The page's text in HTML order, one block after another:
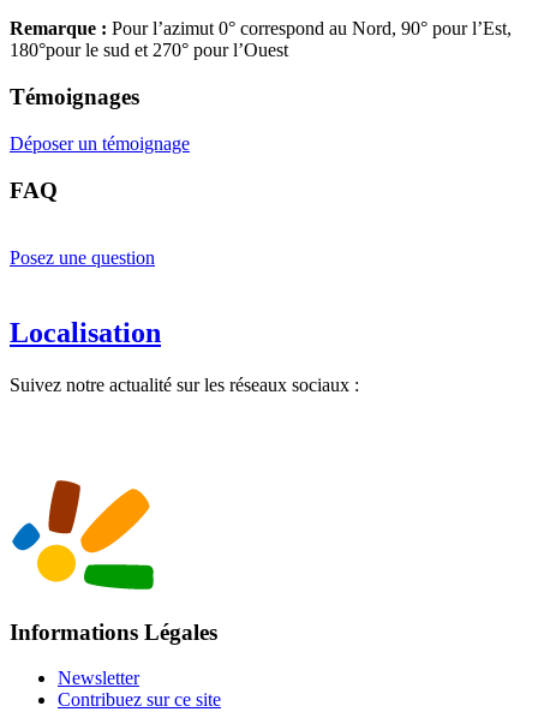
Remarque : Pour l’azimut 0° correspond au Nord, 90° pour l’Est,
180°pour le sud et 270° pour l’Ouest
Témoignages
Déposer un témoignage
FAQ
Posez une question
Localisation
Suivez notre actualité sur les réseaux sociaux :
Informations Légales
Newsletter
Contribuez sur ce site